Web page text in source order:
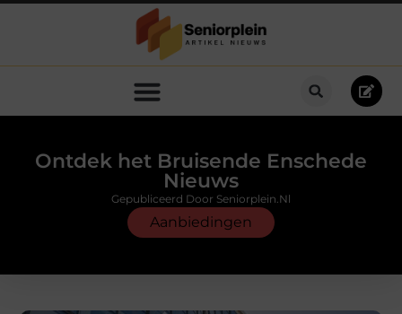
Ontdek het Bruisende Enschede
Nieuws
Aanbiedingen
Gepubliceerd Door Seniorplein.nl